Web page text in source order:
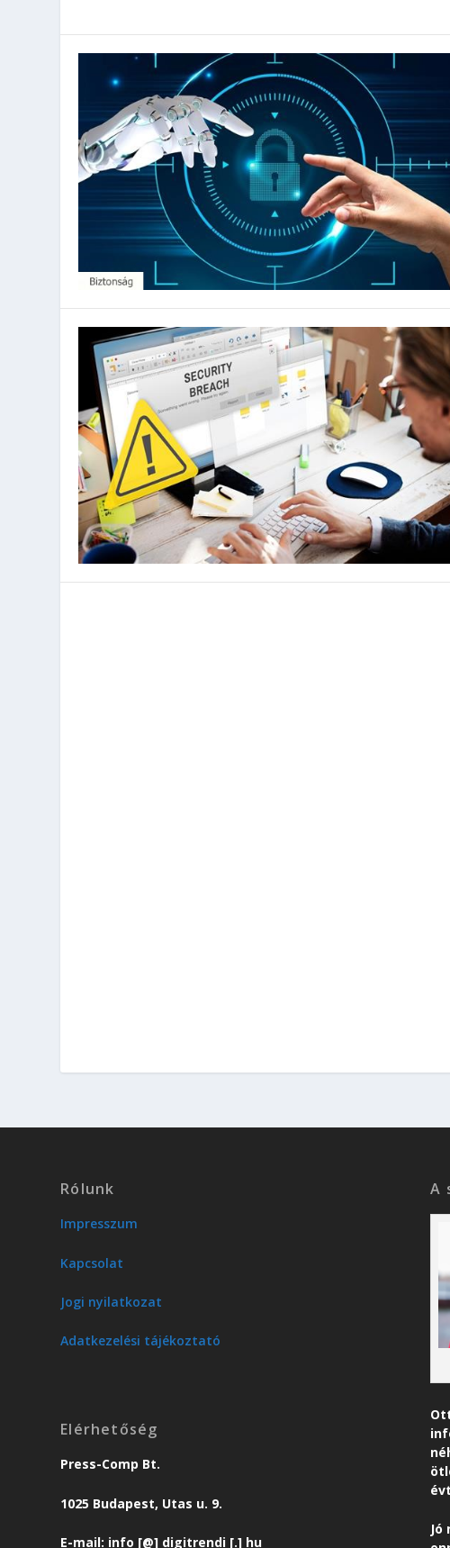
Rólunk
Impresszum
Kapcsolat
Jogi nyilatkozat
Adatkezelési tájékoztató
Elérhetőség
Press-Comp Bt.
1025 Budapest, Utas u. 9.
E-mail: info [@] digitrendi [.] hu
A